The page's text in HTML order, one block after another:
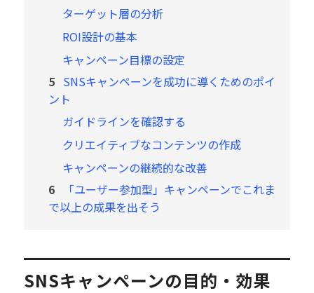
ターゲット層の分析
ROI設計の基本
キャンペーン目標の設定
5 SNSキャンペーンを成功に導くためのポイ
ント
ガイドラインを確認する
クリエイティブなコンテンツの作成
キャンペーンの継続的な改善
6
「ユーザー参加型」キャンペーンでこれま
で以上の成果を出そう
SNSキャンペーンの目的・効果